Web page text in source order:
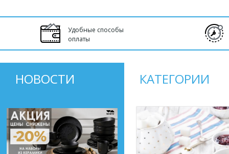
Удобные способы
оплаты
НОВОСТИ КАТЕГОРИИ